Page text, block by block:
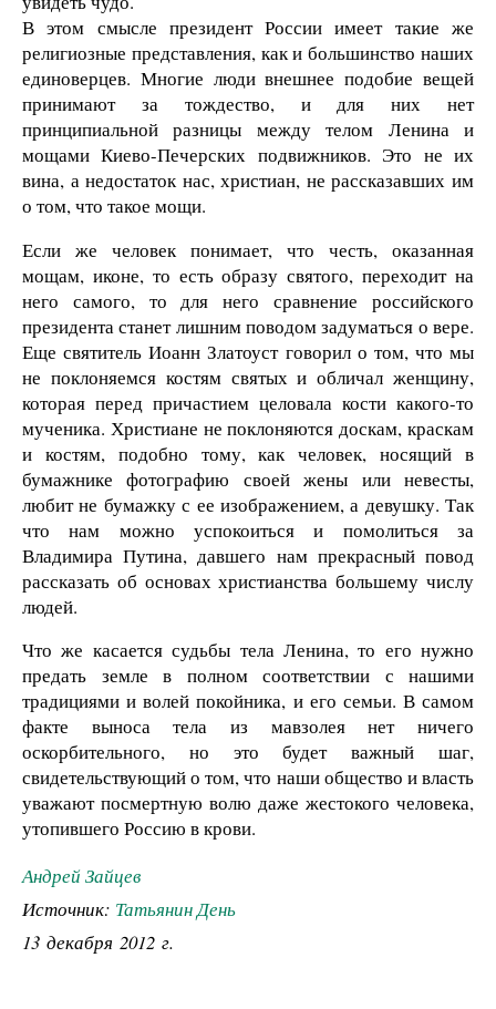
В этом смысле президент России имеет такие же
религиозные представления, как и большинство наших
единоверцев. Многие люди внешнее подобие вещей
принимают за тождество, и для них нет
принципиальной разницы между телом Ленина и
мощами Киево-Печерских подвижников. Это не их
вина, а недостаток нас, христиан, не рассказавших им
о том, что такое мощи.
Если же человек понимает, что честь, оказанная
мощам, иконе, то есть образу святого, переходит на
него самого, то для него сравнение российского
президента станет лишним поводом задуматься о вере.
Еще святитель Иоанн Златоуст говорил о том, что мы
не поклоняемся костям святых и обличал женщину,
которая перед причастием целовала кости какого-то
мученика. Христиане не поклоняются доскам, краскам
и костям, подобно тому, как человек, носящий в
бумажнике фотографию своей жены или невесты,
любит не бумажку с ее изображением, а девушку. Так
что нам можно успокоиться и помолиться за
Владимира Путина, давшего нам прекрасный повод
рассказать об основах христианства большему числу
людей.
Что же касается судьбы тела Ленина, то его нужно
предать земле в полном соответствии с нашими
традициями и волей покойника, и его семьи. В самом
факте выноса тела из мавзолея нет ничего
оскорбительного, но это будет важный шаг,
свидетельствующий о том, что наши общество и власть
уважают посмертную волю даже жестокого человека,
утопившего Россию в крови.
Андрей Зайцев
Источник: Татьянин День
13 декабря 2012 г.